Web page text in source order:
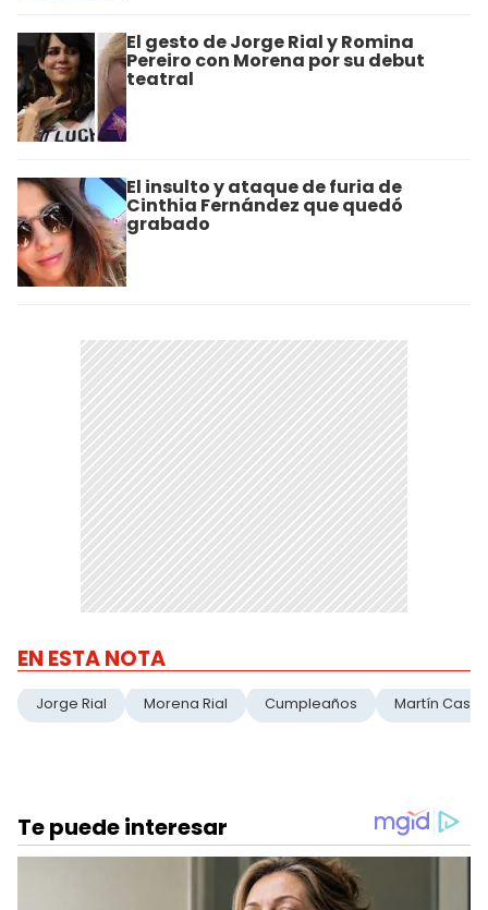
El gesto de Jorge Rial y Romina
Pereiro con Morena por su debut
teatral
El insulto y ataque de furia de
Cinthia Fernández que quedó
grabado
EN ESTA NOTA
Jorge Rial Morena Rial Cumpleaños Martín Casar